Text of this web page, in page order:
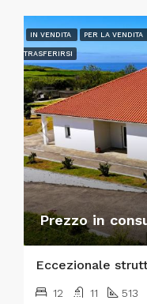
IN VENDITA PER LA VENDITA
TRASFERIRSI
Prezzo in
12 11 513